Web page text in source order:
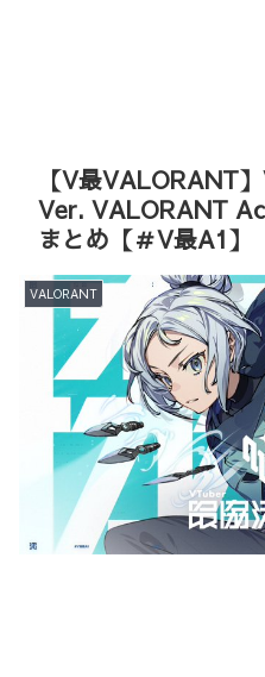
【V最VALORANT
Ver. VALORANT
まとめ【＃V最A1】
VALORANT